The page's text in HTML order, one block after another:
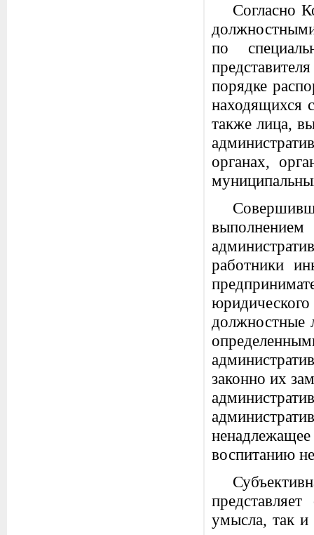
Согласно
по
порядке
находящихся
также лица,
органах,
работники
юридического
должностные
законно их
воспитанию
умысла, так